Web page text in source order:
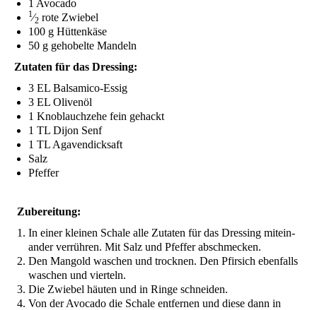
1 Avo­ca­do
1⁄2 rote Zwiebel
100 g Hüttenkäse
50 g geho­bel­te Mandeln
Zuta­ten für das Dressing:
3 EL Balsamico-Essig
3 EL Olivenöl
1 Knob­lauch­ze­he fein gehackt
1 TL Dijon Senf
1 TL Agavendicksaft
Salz
Pfef­fer
Zube­rei­tung:
In einer klei­nen Scha­le alle Zuta­ten für das Dres­sing mit­ein­
an­der ver­rüh­ren. Mit Salz und Pfef­fer abschmecken.
Den Man­gold waschen und trock­nen. Den Pfir­sich eben­falls
waschen und vierteln.
Die Zwie­bel häu­ten und in Rin­ge schneiden.
Von der Avo­ca­do die Scha­le ent­fer­nen und die­se dann in